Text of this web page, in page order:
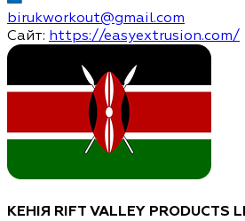
birukworkout@gmail.com
Сайт: https://easyextrusion.com/
КЕНІЯ RIFT VALLEY PRODUCTS